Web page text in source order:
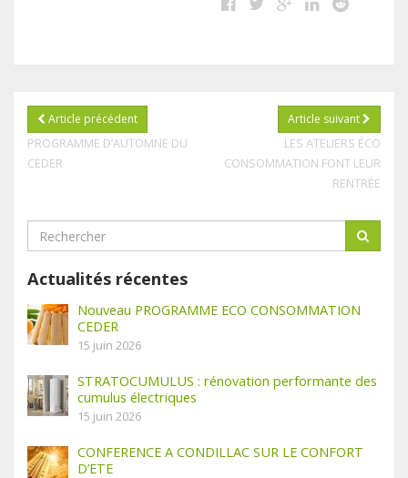
Article précédent
PROGRAMME D’AUTOMNE DU
CEDER
Article suivant
LES ATELIERS ÉCO
CONSOMMATION FONT LEUR
RENTRÉE
Actualités récentes
Nouveau PROGRAMME ECO CONSOMMATION
CEDER
15 juin 2026
STRATOCUMULUS : rénovation performante des
cumulus électriques
15 juin 2026
CONFERENCE A CONDILLAC SUR LE CONFORT
D’ETE